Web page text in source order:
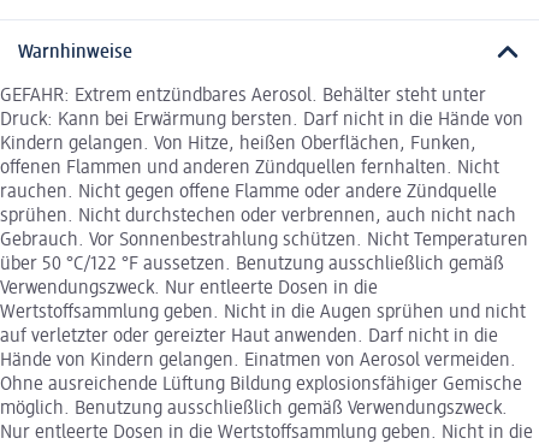
Warnhinweise
GEFAHR: Extrem entzündbares Aerosol. Behälter steht unter
Druck: Kann bei Erwärmung bersten. Darf nicht in die Hände von
Kindern gelangen. Von Hitze, heißen Oberflächen, Funken,
offenen Flammen und anderen Zündquellen fernhalten. Nicht
rauchen. Nicht gegen offene Flamme oder andere Zündquelle
sprühen. Nicht durchstechen oder verbrennen, auch nicht nach
Gebrauch. Vor Sonnenbestrahlung schützen. Nicht Temperaturen
über 50 °C/122 °F aussetzen. Benutzung ausschließlich gemäß
Verwendungszweck. Nur entleerte Dosen in die
Wertstoffsammlung geben. Nicht in die Augen sprühen und nicht
auf verletzter oder gereizter Haut anwenden. Darf nicht in die
Hände von Kindern gelangen. Einatmen von Aerosol vermeiden.
Ohne ausreichende Lüftung Bildung explosionsfähiger Gemische
möglich. Benutzung ausschließlich gemäß Verwendungszweck.
Nur entleerte Dosen in die Wertstoffsammlung geben. Nicht in die